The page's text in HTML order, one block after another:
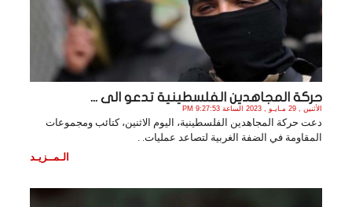
حركة المجاهدين الفلسطينية تدعو الى ...
الأثنين , 29 مـايـو , 2023 الساعة 9:27:53 PM
دعت حركة المجاهدين الفلسطينية، اليوم الاثنين، كتائب ومجموعات
المقاومة في الضفة الغربية لتصاعد عمليات. .
الـمــزيـد